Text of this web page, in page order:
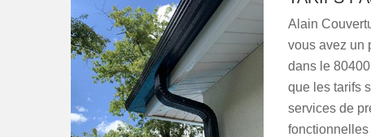
Alain
vous avez un
dans le
que les tarifs
services de